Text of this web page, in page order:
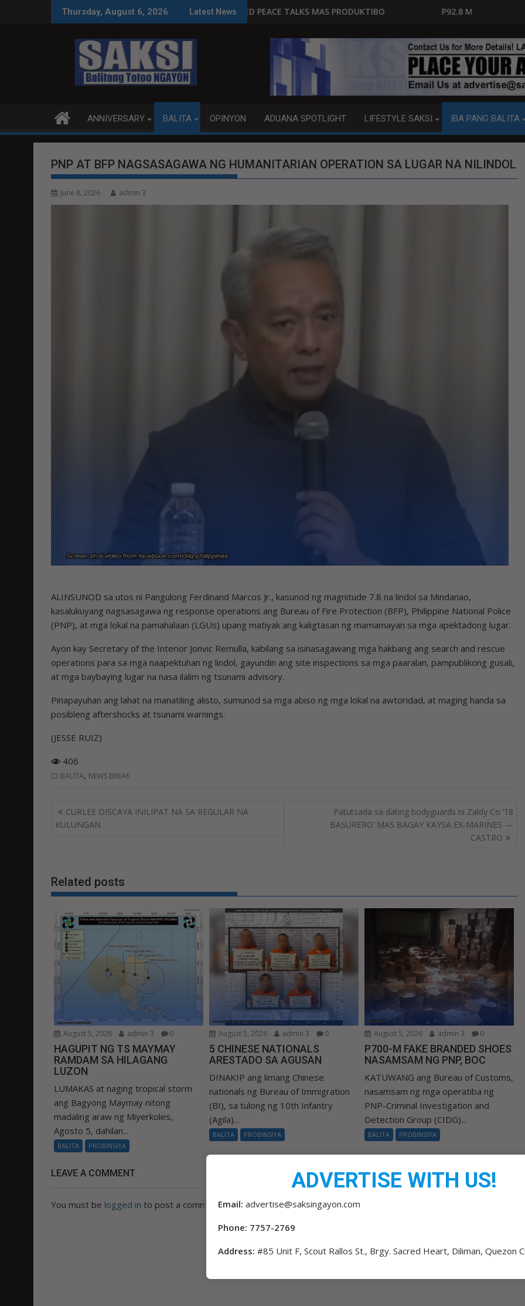
Thursday, August 6, 2026 Latest News
LEGAL SA IMPEACHMENT TRIALLOCALIZED PEACE TALKS MAS PRODUKTIBO P92.8 MILYON ANG USAPAN, P1 MILYON ANG
ANNIVERSARY BALITA OPINYON ADUANA SPOTLIGHT LIFESTYLE SAKSI IBA PANG BALITA
PNP AT BFP NAGSASAGAWA NG HUMANITARIAN OPERATION SA LUGAR NA NILINDOL
June 8, 2026 admin 3
ALINSUNOD sa utos ni Pangulong Ferdinand Marcos Jr., kasunod ng magnitude 7.8 na lindol sa Mindanao,
kasalukuyang nagsasagawa ng response operations ang Bureau of Fire Protection (BFP), Philippine National Police
(PNP), at mga lokal na pamahalaan (LGUs) upang matiyak ang kaligtasan ng mamamayan sa mga apektadong lugar.
Ayon kay Secretary of the Interior Jonvic Remulla, kabilang sa isinasagawang mga hakbang ang search and rescue
operations para sa mga naapektuhan ng lindol, gayundin ang site inspections sa mga paaralan, pampublikong gusali,
at mga baybaying lugar na nasa ilalim ng tsunami advisory.
Pinapayuhan ang lahat na manatiling alisto, sumunod sa mga abiso ng mga lokal na awtoridad, at maging handa sa
posibleng aftershocks at tsunami warnings.
(JESSE RUIZ)
406
BALITA, NEWS BREAK
Post
navigation
CURLEE DISCAYA INILIPAT NA SA REGULAR NA
KULUNGAN
Patutsada sa dating bodyguards ni Zaldy Co ’18
BASURERO’ MAS BAGAY KAYSA EX-MARINES —
CASTRO
Related posts
August 5, 2026 admin 3 0
HAGUPIT NG TS MAYMAY
RAMDAM SA HILAGANG
LUZON
LUMAKAS at naging tropical storm
ang Bagyong Maymay nitong
madaling araw ng Miyerkoles,
Agosto 5, dahilan...
BALITA PROBINSIYA
August 5, 2026 admin 3 0
5 CHINESE NATIONALS
ARESTADO SA AGUSAN
DINAKIP ang limang Chinese
nationals ng Bureau of Immigration
(BI), sa tulong ng 10th Infantry
(Agila)...
BALITA PROBINSIYA
August 5, 2026 admin 3 0
P700-M FAKE BRANDED SHOES
NASAMSAM NG PNP, BOC
KATUWANG ang Bureau of Customs,
nasamsam ng mga operatiba ng
PNP-Criminal Investigation and
Detection Group (CIDG)...
BALITA PROBINSIYA
LEAVE A COMMENT
You must be logged in to post a comment.
ADVERTISE WITH US!
Email: advertise@saksingayon.com
Phone: 7757-2769
Address: #85 Unit F, Scout Rallos St., Brgy. Sacred Heart, Diliman, Quezon